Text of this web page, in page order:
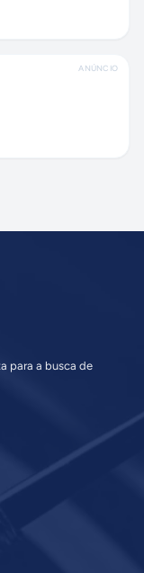
ANÚNCIO
para a busca de